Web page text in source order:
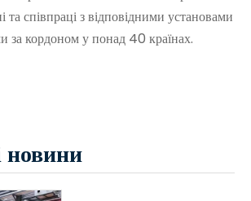
та співпраці з відповідними установами
за кордоном у понад 40 країнах.
новини